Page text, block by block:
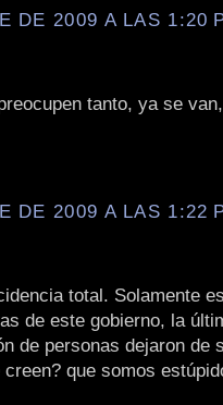
DE 2009 A LAS 1:20
tanto, ya se
DE 2009 A LAS 1:22
total. Solamente
de este gobierno, la
de personas dejaron de
que somos